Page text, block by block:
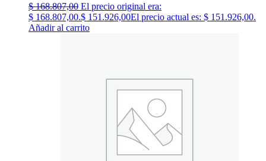
$168.807,00 El precio original era:
$ 168.807,00.$ 151.926,00El precio actual es: $ 151.926,00.
Añadir al carrito